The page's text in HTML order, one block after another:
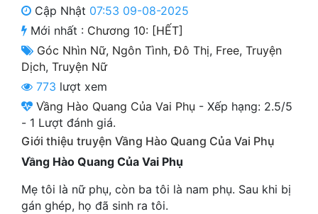
Cổ Tiên Hiệp
Cổ Đại
Du Hí
Dị Giới
Gia Đấu
Cập Nhật 07:53 09-08-2025
Mới nhất : Chương 10: [HẾT]
Góc Nhìn Nữ, Ngôn Tình,Đô Thị, Free, Truyện
Dịch, Truyện Nữ
773 lượt xem
Vầng Hào Quang Của Vai Phụ - Xếp hạng: 2.5/5
- 1 Lượt đánh giá.
Giới thiệu truyện Vầng Hào Quang Của Vai Phụ
Vầng Hào Quang Của Vai Phụ
Mẹ tôi là nữ phụ, còn ba tôi là nam phụ. Sau khi bị
gán ghép, họ đã sinh ra tôi.